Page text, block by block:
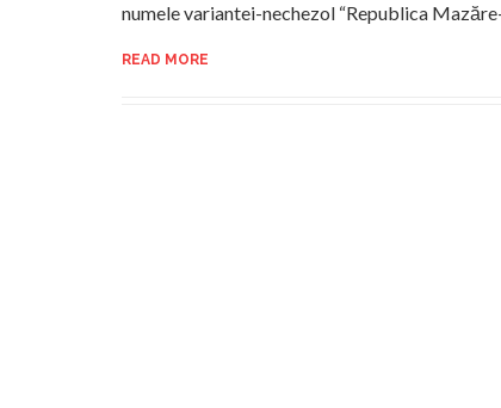
numele variantei-nechezol “Republica
READ MORE